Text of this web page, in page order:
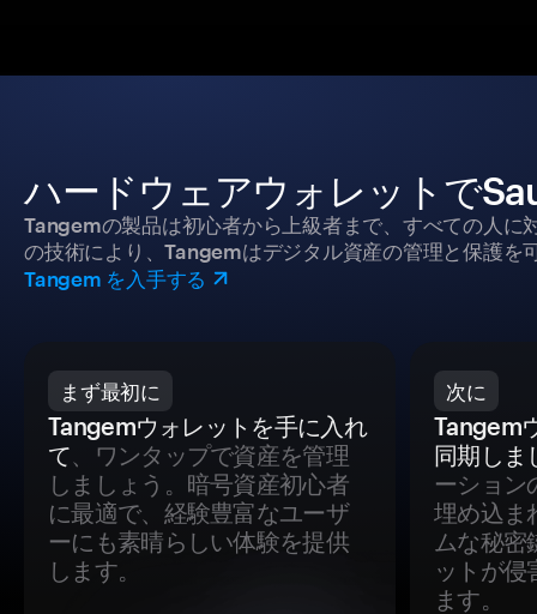
ハードウェアウォレットで
Tangemの製品は初心者から上級者まで、すべての人に
の技術により、Tangemはデジタル資産の管理と保護を
Tangem を入手する
まず最初に
Tangemウォレットを手に入れ
て、ワンタップで資産を管理
しましょう。暗号資産初心者
に最適で、経験豊富なユーザ
ーにも素晴らしい体験を提供
します。
次に
Tangem
同期しま
ーション
埋め込ま
ムな秘密
ットが侵
ます。